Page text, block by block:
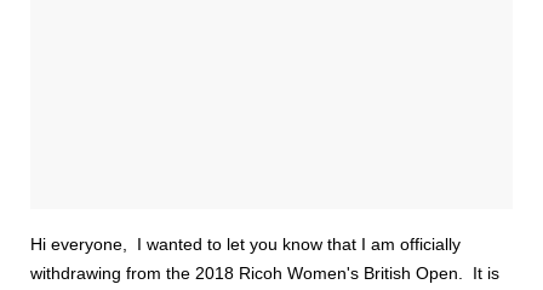
Hi everyone, I wanted to let you know that I am officially
withdrawing from the 2018 Ricoh Women's British Open. It is